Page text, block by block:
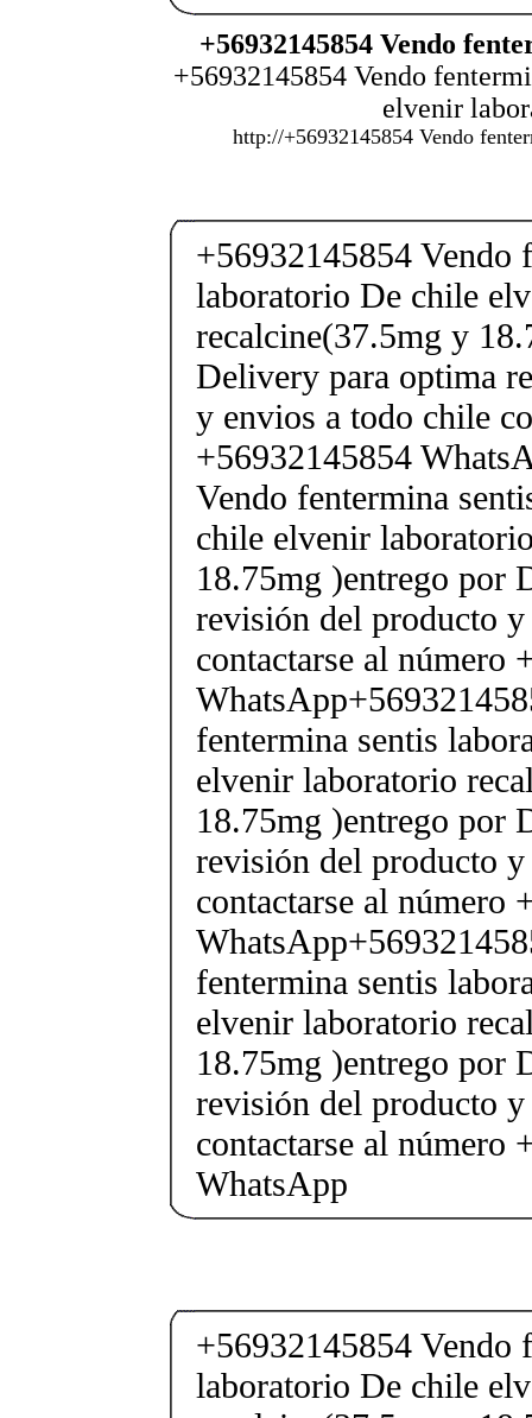
+56932145854 Vendo
+56932145854 Vendo
elvenir
http://+56932145854 Vendo
+56932145854 Vendo
laboratorio De chile
recalcine(37.5mg y
Delivery para optima
y envios a todo chile
+56932145854
Vendo fentermina
chile elvenir
18.75mg )entrego por
revisión del producto
contactarse al número
fentermina sentis
elvenir laboratorio
18.75mg )entrego por
revisión del producto
contactarse al número
fentermina sentis
elvenir laboratorio
18.75mg )entrego por
revisión del producto
contactarse al número
WhatsApp
+56932145854 Vendo
laboratorio De chile